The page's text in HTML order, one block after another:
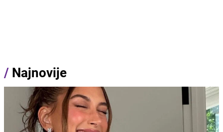
/ Najnovije